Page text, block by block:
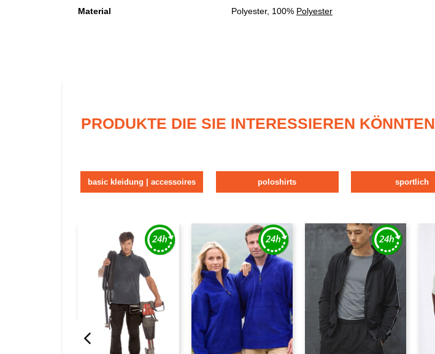
Material Polyester, 100% Polyester
PRODUKTE DIE SIE INTERESSIEREN KÖNNTEN
basic kleidung | accessoires poloshirts sportlich